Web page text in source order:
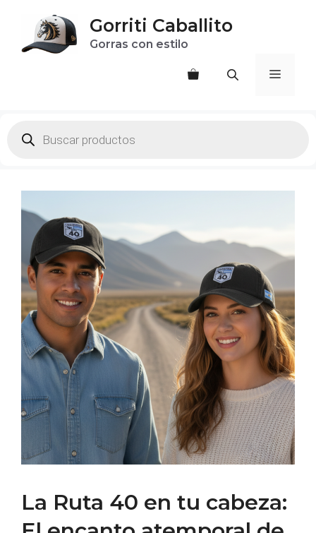
contenido
Gorriti Caballito
Gorras con estilo
Menú
search
La Ruta 40 en tu cabeza: